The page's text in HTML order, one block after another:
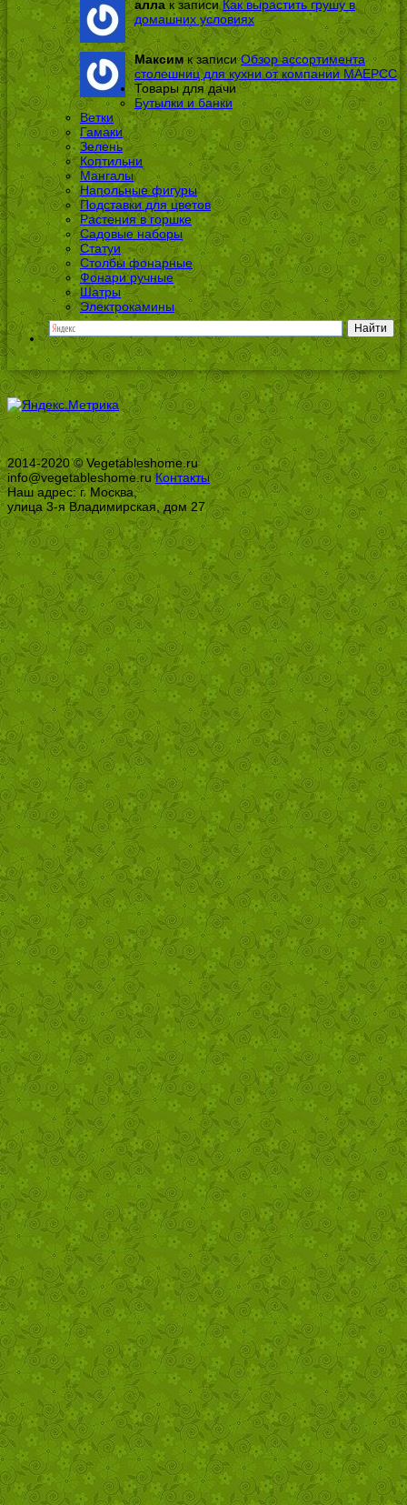
аллак записиКак вырастить грушу в
домашних условиях
Максимк записиОбзор ассортимента
столешниц для кухни от компании МАЕРСС
Товары для дачи
Бутылки и банки
Ветки
Гамаки
Зелень
Коптильни
Мангалы
Напольные фигуры
Подставки для цветов
Растения в горшке
Садовые наборы
Статуи
Столбы фонарные
Фонари ручные
Шатры
Электрокамины
2014-2020 © Vegetableshome.ru
info@vegetableshome.ruКонтакты
Наш адрес: г. Москва,
улица 3-я Владимирская, дом 27